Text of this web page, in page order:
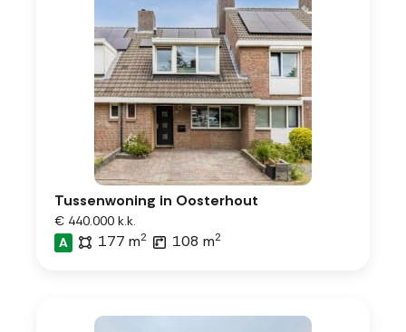
Tussenwoning in Oosterhout
€ 440.000 k.k.
A
177 m2 108 m2